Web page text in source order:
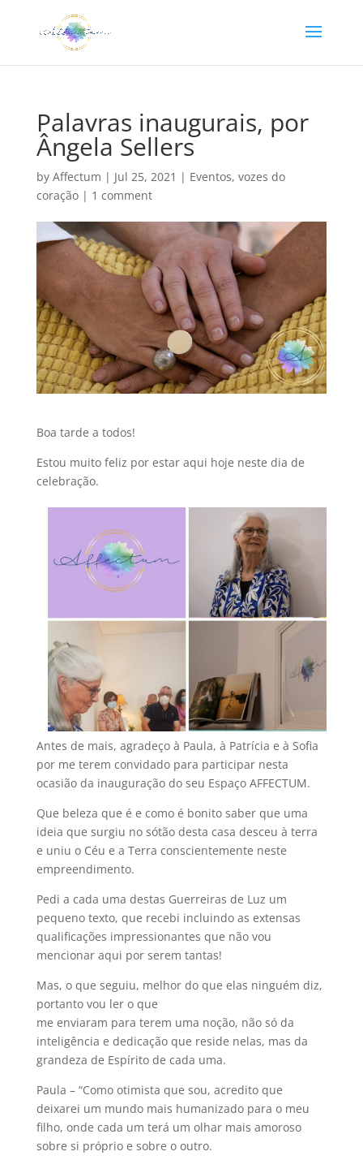
Palavras inaugurais, por
Ângela Sellers
by Affectum | Jul 25, 2021 | Eventos, vozes do
coração| 1 comment
Boa tarde a todos!
Estou muito feliz por estar aqui hoje neste dia de
celebração.
Antes de mais, agradeço à Paula, à Patrícia e à Sofia
por me terem convidado para participar nesta
ocasião da inauguração do seu Espaço AFFECTUM.
Que beleza que é e como é bonito saber que uma
ideia que surgiu no sótão desta casa desceu à terra
e uniu o Céu e a Terra conscientemente neste
empreendimento.
Pedi a cada uma destas Guerreiras de Luz um
pequeno texto, que recebi incluindo as extensas
qualificações impressionantes que não vou
mencionar aqui por serem tantas!
Mas, o que seguiu, melhor do que elas ninguém diz,
portanto vou ler o que
me enviaram para terem uma noção, não só da
inteligência e dedicação que reside nelas, mas da
grandeza de Espírito de cada uma.
Paula – “Como otimista que sou, acredito que
deixarei um mundo mais humanizado para o meu
filho, onde cada um terá um olhar mais amoroso
sobre si próprio e sobre o outro.